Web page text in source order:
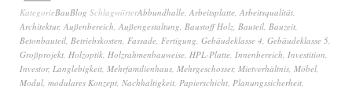
KategorieBauBlog SchlagwörterAbbundhalle, Arbeitsplatte, Arbeitsqualität,
Architektur, Außenbereich, Außengestaltung, Baustoff Holz, Bauteil, Bauzeit,
Betonbauteil, Betriebskosten, Fassade, Fertigung, Gebäudeklasse 4, Gebäudeklasse 5,
Großprojekt, Holzoptik, Holzrahmenbauweise, HPL-Platte, Innenbereich, Investition,
Investor, Langlebigkeit, Mehrfamilienhaus, Mehrgeschosser, Mietverhältnis, Möbel,
Modul, modulares Konzept, Nachhaltigkeit, Papierschicht, Planungssicherheit,